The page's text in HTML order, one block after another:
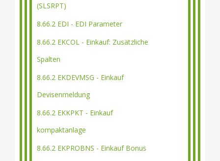
(SLSRPT)
8.66.2 EDI - EDI Parameter
8.66.2 EKCOL - Einkauf: Zusätzliche
Spalten
8.66.2 EKDEVMSG - Einkauf
Devisenmeldung
8.66.2 EKKPKT - Einkauf
kompaktanlage
8.66.2 EKPROBNS - Einkauf Bonus